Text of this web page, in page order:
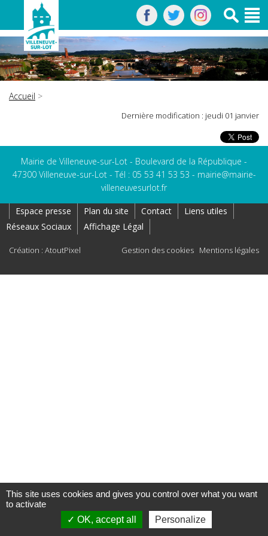
Accueil >
Dernière modification : jeudi 01 janvier
Mairie de Villeneuve-sur-Lot - Boulevard de la République -
47300 Villeneuve-sur-Lot - Tél : 05 53 41 53 53 - mairie@mairie-
villeneuvesurlot.fr
Espace presse Plan du site Contact
Liens utiles
Réseaux Sociaux
Affichage Légal
Création : AtoutPixel Gestion des cookies Mentions légales
This site uses cookies and gives you control over what you want
to activate
OK, accept all
Personalize